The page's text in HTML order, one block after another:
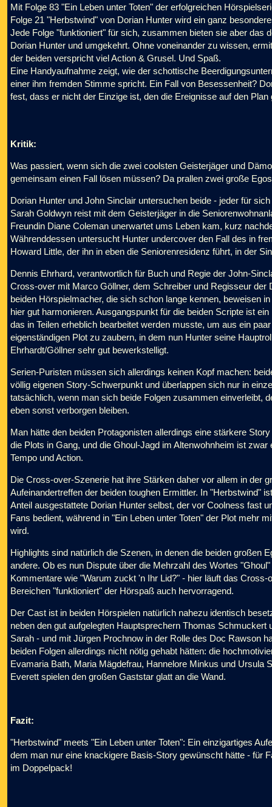
Mit Folge 83 "Ein Leben unter Toten" der erfolgreichen
Folge 21 "Herbstwind" von Dorian Hunter wird ein ganz
Jede Folge "funktioniert" für sich, zusammen bieten sie aber das
Dorian Hunter und umgekehrt. Ohne voneinander zu wissen,
der beiden verspricht viel Action & Grusel. Und Spaß.
Eine Handyaufnahme zeigt, wie der schottische
einer ihm fremden Stimme spricht. Ein Fall von Besessenheit?
fest, dass er nicht der Einzige ist, den die Ereignisse auf den
Kritik:
Was passiert, wenn sich die zwei coolsten Geisterjäger und
gemeinsam einen Fall lösen müssen? Da prallen zwei große
Dorian Hunter und John Sinclair untersuchen beide - jeder für
Sarah Goldwyn reist mit dem Geisterjäger in die
Freundin Diane Coleman unerwartet ums Leben kam, kurz
Währenddessen untersucht Hunter undercover den Fall des in
Howard Little, der ihn in eben die Seniorenresidenz führt, in der
Dennis Ehrhard, verantwortlich für Buch und Regie der John-
Cross-over mit Marco Göllner, dem Schreiber und Regisseur
beiden Hörspielmacher, die sich schon lange kennen, beweisen
hier gut harmonieren. Ausgangspunkt für die beiden Scripte ist
das in Teilen erheblich bearbeitet werden musste, um aus ein
eigenständigen Plot zu zaubern, in dem nun Hunter seine
Ehrhardt/Göllner sehr gut bewerkstelligt.
Serien-Puristen müssen sich allerdings keinen Kopf machen:
völlig eigenen Story-Schwerpunkt und überlappen sich nur in
tatsächlich, wenn man sich beide Folgen zusammen einverleibt,
eben sonst verborgen bleiben.
Man hätte den beiden Protagonisten allerdings eine stärkere
die Plots in Gang, und die Ghoul-Jagd im Altenwohnheim ist
Tempo und Action.
Die Cross-over-Szenerie hat ihre Stärken daher vor allem in der
Aufeinandertreffen der beiden toughen Ermittler. In "Herbstwind"
Anteil ausgestattete Dorian Hunter selbst, der vor Coolness fast
Fans bedient, während in "Ein Leben unter Toten" der Plot mehr
wird.
Highlights sind natürlich die Szenen, in denen die beiden großen
andere. Ob es nun Dispute über die Mehrzahl des Wortes
Kommentare wie "Warum zuckt 'n Ihr Lid?" - hier läuft das
Bereichen "funktioniert" der Hörspaß auch hervorragend.
Der Cast ist in beiden Hörspielen natürlich nahezu identisch
neben den gut aufgelegten Hauptsprechern Thomas
Sarah - und mit Jürgen Prochnow in der Rolle des Doc Rawson
beiden Folgen allerdings nicht nötig gehabt hätten: die
Evamaria Bath, Maria Mägdefrau, Hannelore Minkus und Ursula
Everett spielen den großen Gaststar glatt an die Wand.
Fazit:
"Herbstwind" meets "Ein Leben unter Toten": Ein einzigartiges
dem man nur eine knackigere Basis-Story gewünscht hätte - für
im Doppelpack!